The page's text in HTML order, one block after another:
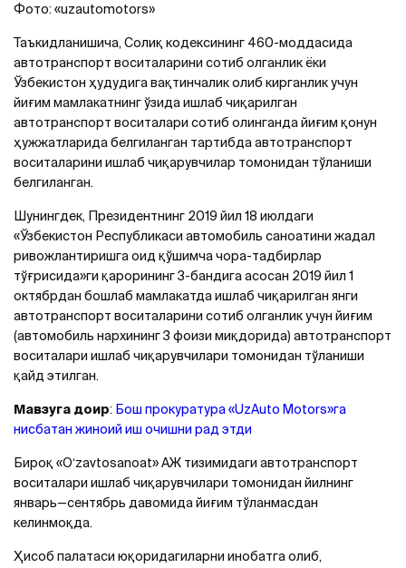
Фото: «uzautomotors»
Таъкидланишича, Солиқ кодексининг 460-моддасида
автотранспорт воситаларини сотиб олганлик ёки
Ўзбекистон ҳудудига вақтинчалик олиб кирганлик учун
йиғим мамлакатнинг ўзида ишлаб чиқарилган
автотранспорт воситалари сотиб олинганда йиғим қонун
ҳужжатларида белгиланган тартибда автотранспорт
воситаларини ишлаб чиқарувчилар томонидан тўланиши
белгиланган.
Шунингдек, Президентнинг 2019 йил 18 июлдаги
«Ўзбекистон Республикаси автомобиль саноатини жадал
ривожлантиришга оид қўшимча чора-тадбирлар
тўғрисида»ги қарорининг 3-бандига асосан 2019 йил 1
октябрдан бошлаб мамлакатда ишлаб чиқарилган янги
автотранспорт воситаларини сотиб олганлик учун йиғим
(автомобиль нархининг 3 фоизи миқдорида) автотранспорт
воситалари ишлаб чиқарувчилари томонидан тўланиши
қайд этилган.
Мавзуга доир: Бош прокуратура «UzAuto Motors»га
нисбатан жиноий иш очишни рад этди
Бироқ «Oʻzavtosanoat» АЖ тизимидаги автотранспорт
воситалари ишлаб чиқарувчилари томонидан йилнинг
январь—cентябрь давомида йиғим тўланмасдан
келинмоқда.
Ҳисоб палатаси юқоридагиларни инобатга олиб,